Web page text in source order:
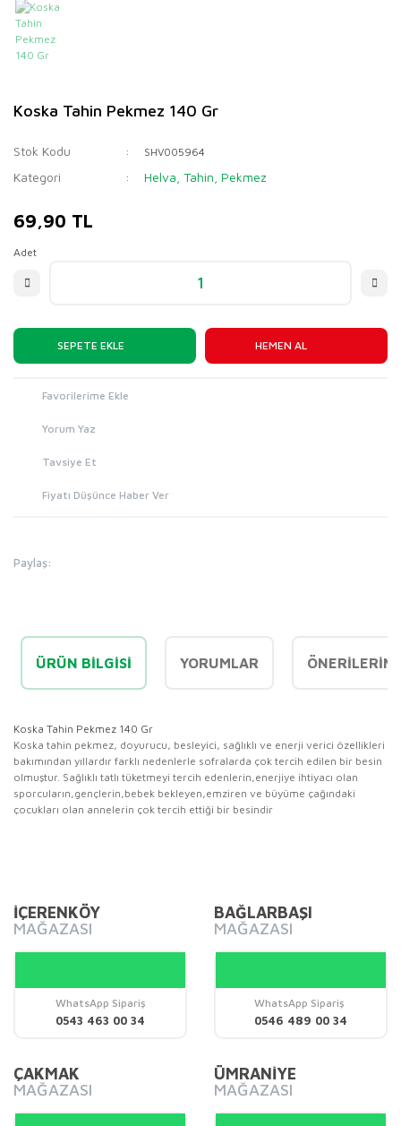
Koska Tahin Pekmez 140 Gr
Stok Kodu SHV005964
Kategori Helva, Tahin, Pekmez
69,90 TL
Adet
SEPETE EKLE HEMEN AL
Yorum Yaz
Tavsiye Et
Fiyatı Düşünce Haber Ver
Paylaş:
ÜRÜN BILGISI YORUMLAR
Koska Tahin Pekmez 140 Gr
Koska tahin pekmez, doyurucu, besleyici, sağlıklı ve enerji verici özellikleri
bakımından yıllardır farklı nedenlerle sofralarda çok tercih edilen bir besin
olmuştur. Sağlıklı tatlı tüketmeyi tercih edenlerin,enerjiye ihtiyacı olan
sporcuların,gençlerin,bebek bekleyen,emziren ve büyüme çağındaki
çocukları olan annelerin çok tercih ettiği bir besindir
Yorum Yaz
Görüş ve önerileriniz için teşekkür ederiz.
Ürün resmi kalitesiz, bozuk veya görüntülenemiyor.
Ürün bilgilerinde hatalar bulunuyor.
Ürün fiyatı diğer sitelerden daha pahalı.
İÇERENKÖY
MAĞAZASI
WhatsApp Sipariş
0543 463 00 34
BAĞLARBAŞI
MAĞAZASI
WhatsApp Sipariş
0546 489 00 34
ÇAKMAK
MAĞAZASI
ÜMRANİYE
MAĞAZASI